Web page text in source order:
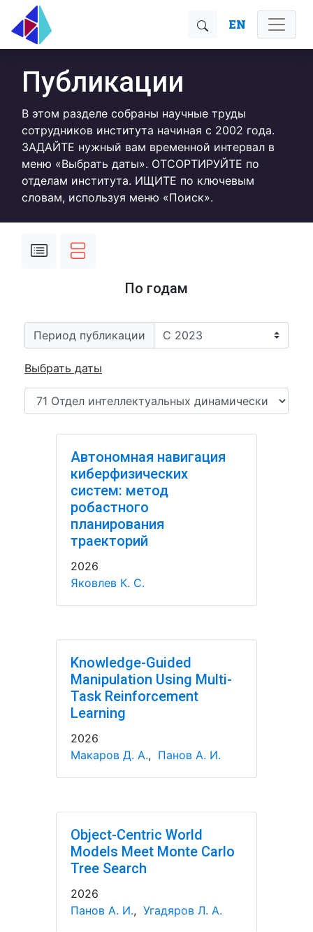
EN
Публикации
В этом разделе собраны научные труды
сотрудников института начиная с 2002 года.
ЗАДАЙТЕ нужный вам временной интервал в
меню «Выбрать даты». ОТСОРТИРУЙТЕ по
отделам института. ИЩИТЕ по ключевым
словам, используя меню «Поиск».
По годам
Период публикации
Выбрать даты
Автономная навигация
киберфизических
систем: метод
робастного
планирования
траекторий
2026
Яковлев К. С.
Knowledge-Guided
Manipulation Using Multi-
Task Reinforcement
Learning
2026
Макаров Д. А., Панов А. И.
Object-Centric World
Models Meet Monte Carlo
Tree Search
2026
Панов А. И., Угадяров Л. А.